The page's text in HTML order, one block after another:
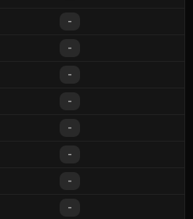
-
-
-
-
-
-
-
-